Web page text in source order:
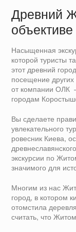
Древний
объективе
Насыщенная
которой туристы
этот древний
посещение
от компании ОЛК
городам
Вы сделаете
увлекательного
ровесник Киева,
экскурсии по
значимого для
Многим из нас
город, в котором
отомстила
считать, что